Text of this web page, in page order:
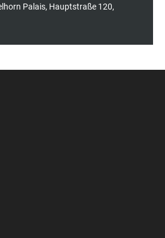
Palais, Hauptstraße 120,